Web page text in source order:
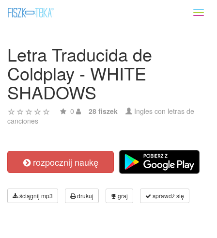
Letra Traducida de
Coldplay - WHITE
SHADOWS
0 28 fiszek
Ingles con letras de
canciones
rozpocznij naukę
ściągnij mp3 drukuj graj sprawdź się